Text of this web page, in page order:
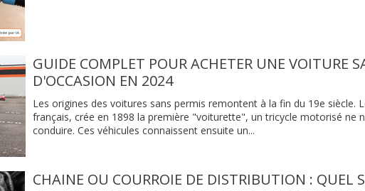
GUIDE COMPLET POUR ACHETER UNE VOITURE
D'OCCASION EN 2024
Les origines des voitures sans permis remontent à la fin du 19e siècle.
français, crée en 1898 la première "voiturette", un tricycle motorisé ne
conduire. Ces véhicules connaissent ensuite un...
CHAINE OU COURROIE DE DISTRIBUTION : QUEL